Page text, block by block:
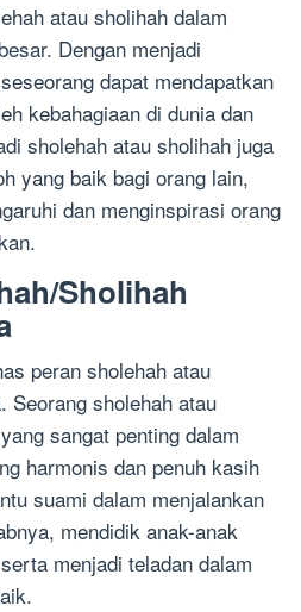
atau sholihah dalam
Dengan menjadi
dapat mendapatkan
kebahagiaan di dunia dan
sholehah atau sholihah juga
yang baik bagi orang lain,
dan menginspirasi orang
Sholihah
peran sholehah atau
Seorang sholehah atau
sangat penting dalam
harmonis dan penuh kasih
suami dalam menjalankan
mendidik anak-anak
menjadi teladan dalam